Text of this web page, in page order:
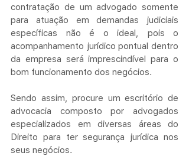
contratação de um advogado somente
para atuação em demandas judiciais
específicas não é o ideal, pois o
acompanhamento jurídico pontual dentro
da empresa será imprescindível para o
bom funcionamento dos negócios.
Sendo assim, procure um escritório de
advocacia composto por advogados
especializados em diversas áreas do
Direito para ter segurança jurídica nos
seus negócios.